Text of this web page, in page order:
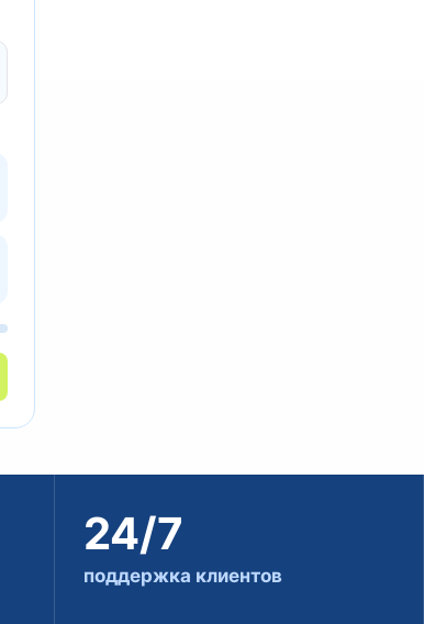
24/7
поддержка клиентов